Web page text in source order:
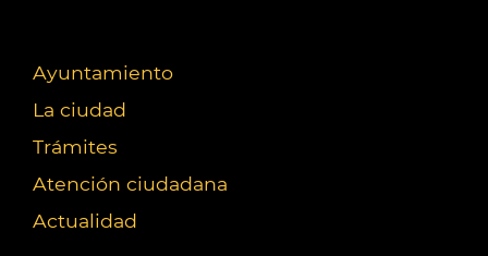
Ayuntamiento
La ciudad
Trámites
Atención ciudadana
Actualidad